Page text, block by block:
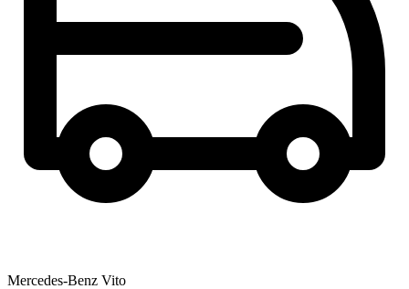
Mercedes-Benz Vito